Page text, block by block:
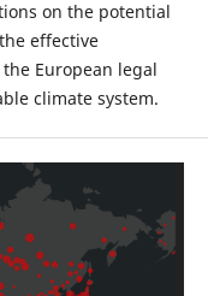
on the potential
effective
European legal
climate system.